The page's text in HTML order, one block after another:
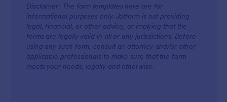
For Teams
Disclaimer: The form templates here are for
informational purposes only. Jotform is not providing
legal, financial, or other advice, or implying that the
forms are legally valid in all or any jurisdictions. Before
using any such form, consult an attorney and/or other
applicable professionals to make sure that the form
meets your needs, legally and otherwise.